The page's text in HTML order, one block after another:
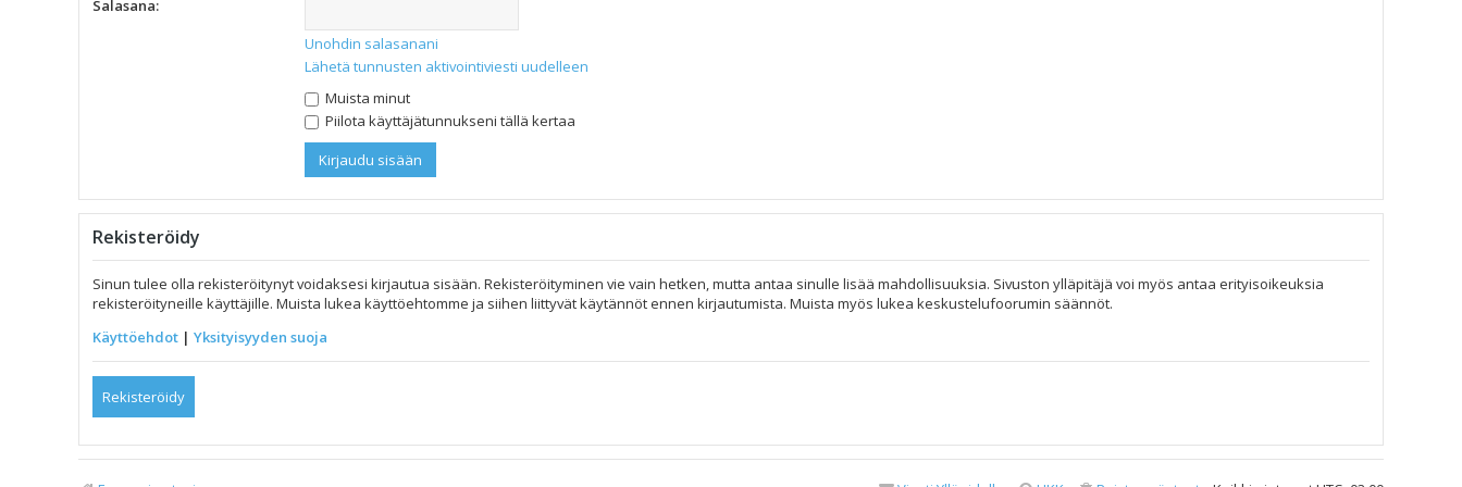
Salasana:
Unohdin salasanani
Lähetä tunnusten aktivointiviesti uudelleen
Muista minut
Piilota käyttäjätunnukseni tällä kertaa
Rekisteröidy
Sinun tulee olla rekisteröitynyt voidaksesi kirjautua sisään. Rekisteröityminen vie vain hetken, mutta antaa sinulle lisää mahdollisuuksia. Sivuston ylläpitäjä voi myös antaa erityisoikeuksia
rekisteröityneille käyttäjille. Muista lukea käyttöehtomme ja siihen liittyvät käytännöt ennen kirjautumista. Muista myös lukea keskustelufoorumin säännöt.
Käyttöehdot | Yksityisyyden suoja
Rekisteröidy